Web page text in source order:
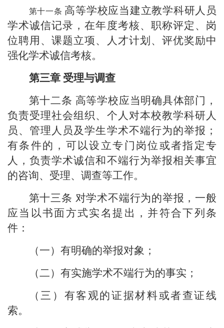
高等学校应当建立教学科研人员
学术诚信记录，在年度考核、职称评定、岗
位聘用、课题立项、人才计划、评优奖励中
强化学术诚信考核。
第三章 受理与调查
第十二条 高等学校应当明确具体部门，
负责受理社会组织、个人对本校教学科研人
员、管理人员及学生学术不端行为的举报；
有条件的，可以设立专门岗位或者指定专
人，负责学术诚信和不端行为举报相关事宜
的咨询、受理、调查等工作。
第十三条 对学术不端行为的举报，一般
应当以书面方式实名提出，并符合下列条
件：
（一）有明确的举报对象；
（二）有实施学术不端行为的事实；
（三）有客观的证据材料或者查证线
索。